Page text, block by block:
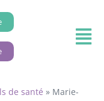
de santé » Marie-